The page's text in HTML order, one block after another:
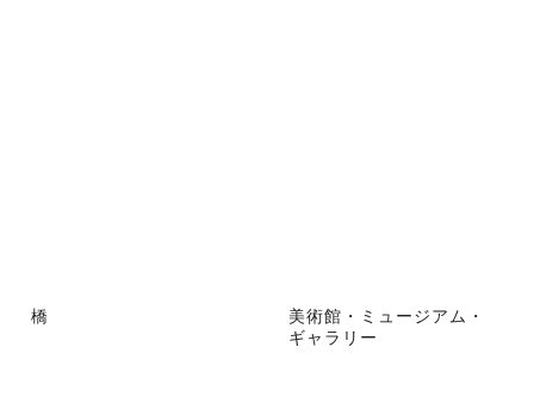
橋
美術館・ミュージアム・
ギャラリー